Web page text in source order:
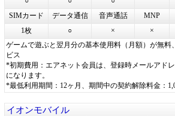
SIMカード
データ通信 音声通話 MNP
1枚
○ × ×
ゲームで遊ぶと翌月分の基本使用料（月額）が無
ビス
*初期費用：エアネット会員は、登録時メールアド
になります。
*最低利用期間：12ヶ月、期間中の契約解除料金：
イオンモバイル